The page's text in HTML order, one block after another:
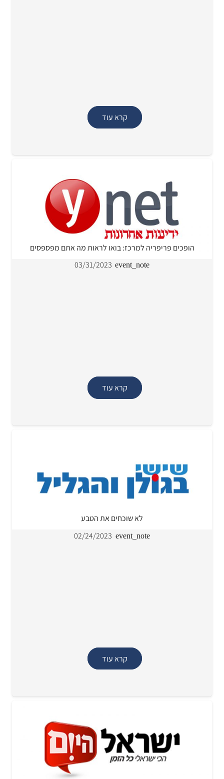
קרא עוד
הופכים פריפריה למרכז: בואו לראות מה אתם מפספסים
event_note
03/31/2023
קרא עוד
לא שוכחים את הטבע
event_note
02/24/2023
קרא עוד